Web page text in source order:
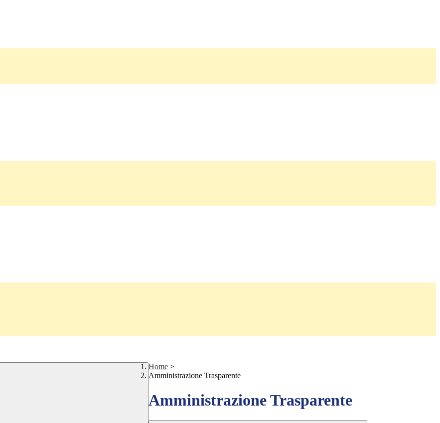
Home >
Amministrazione Trasparente
Amministrazione Trasparente